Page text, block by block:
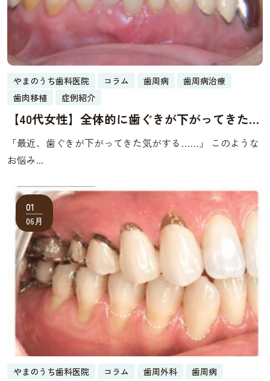
やまのうち歯科医院 コラム 歯周病
歯周病治療
歯肉移植
症例紹介
【40代女性】全体的に歯ぐきが下がってきた｜
特に下の前歯の歯肉退縮を歯肉移植で改善した
症例
「最近、歯ぐきが下がってきた気がする……」 このような
お悩み...
01
06月
やまのうち歯科医院 コラム 歯周外科
歯周病